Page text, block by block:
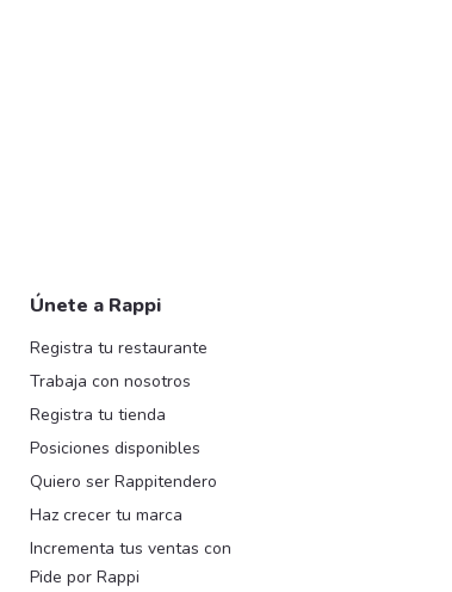
Únete a Rappi
Registra tu restaurante
Trabaja con nosotros
Registra tu tienda
Posiciones disponibles
Quiero ser Rappitendero
Haz crecer tu marca
Incrementa tus ventas con
Pide por Rappi